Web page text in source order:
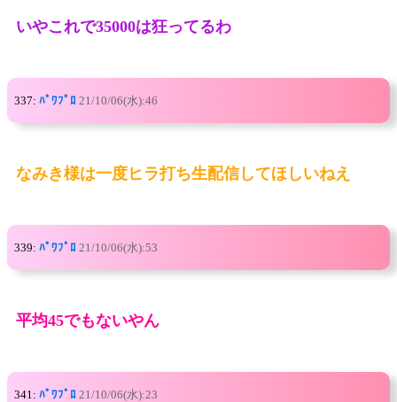
いやこれで35000は狂ってるわ
337: ﾊﾟﾜﾌﾟﾛ 21/10/06(水):46
なみき様は一度ヒラ打ち生配信してほしいねえ
339: ﾊﾟﾜﾌﾟﾛ 21/10/06(水):53
平均45でもないやん
341: ﾊﾟﾜﾌﾟﾛ 21/10/06(水):23